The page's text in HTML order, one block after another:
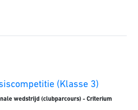
(Klasse 3)
wedstrijd (clubparcours) - Criterium